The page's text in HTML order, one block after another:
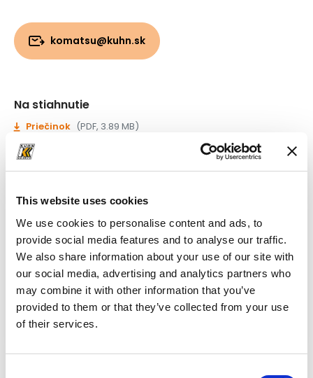
This website uses cookies
We use cookies to personalise content and ads, to
provide social media features and to analyse our traffic.
We also share information about your use of our site with
our social media, advertising and analytics partners who
may combine it with other information that you’ve
provided to them or that they’ve collected from your use
of their services.
komatsu@kuhn.sk
Na stiahnutie
Priečinok (PDF, 3.89 MB)